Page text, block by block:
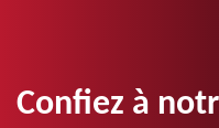
Confiez à